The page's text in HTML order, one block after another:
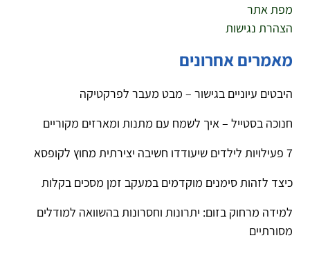
מפת אתר
הצהרת נגישות
מאמרים אחרונים
היבטים עיוניים בגישור – מבט מעבר לפרקטיקה
חנוכה בסטייל – איך לשמח עם מתנות ומארזים מקוריים
7 פעילויות לילדים שיעודדו חשיבה יצירתית מחוץ לקופסא
כיצד לזהות סימנים מוקדמים במעקב זמן מסכים בקלות
למידה מרחוק בזום: יתרונות וחסרונות בהשוואה למודלים
מסורתיים